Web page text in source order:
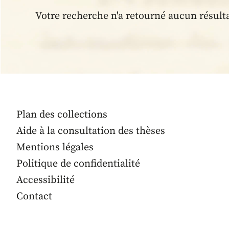
Votre recherche n'a retourné aucun
Plan des collections
Aide à la consultation des thèses
Mentions légales
Politique de confidentialité
Accessibilité
Contact